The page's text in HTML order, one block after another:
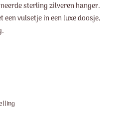
sterling zilveren hanger.
een vulsetje in een luxe doosje,